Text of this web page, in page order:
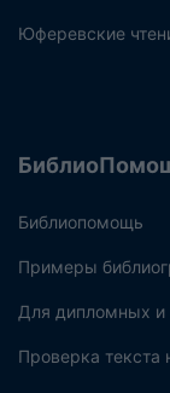
Юферевские
Библиопомощь
Примеры
Для дипломных и
Проверка текста